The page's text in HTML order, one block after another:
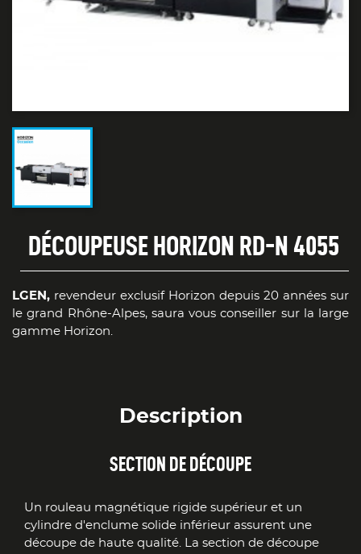
DÉCOUPEUSE HORIZON RD-N 4055
LGEN, revendeur exclusif Horizon depuis 20 années sur
le grand Rhône-Alpes, saura vous conseiller sur la large
gamme Horizon.
Description
SECTION DE DÉCOUPE
Un rouleau magnétique rigide supérieur et un
cylindre d'enclume solide inférieur assurent une
découpe de haute qualité. La section de découpe